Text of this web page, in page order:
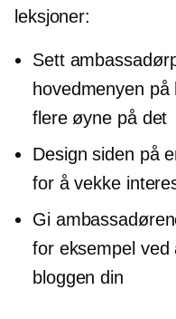
leksjoner:
Sett
hovedmenyen
flere øyne på det
Design siden på
for å vekke
Gi
for eksempel ved
bloggen din